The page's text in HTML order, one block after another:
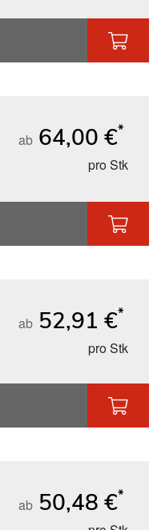
ab 64,00 €*
pro Stk
ab 52,91 €*
pro Stk
ab 50,48 €*